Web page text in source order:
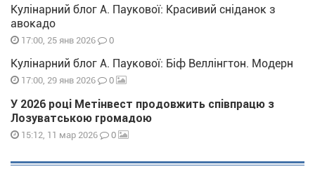
Кулінарний блог А. Паукової: Красивий сніданок з
авокадо
17:00, 25 янв 2026 0
Кулінарний блог А. Паукової: Біф Веллінгтон. Модерн
17:00, 29 янв 2026 0
У 2026 році Метінвест продовжить співпрацю з
Лозуватською громадою
15:12, 11 мар 2026 0